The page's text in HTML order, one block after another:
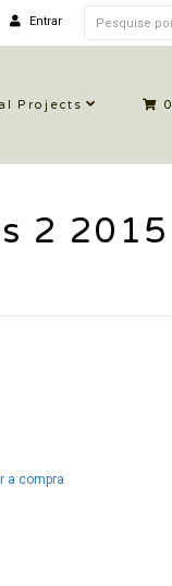
Entrar
Projects 0
2 2015
a compra